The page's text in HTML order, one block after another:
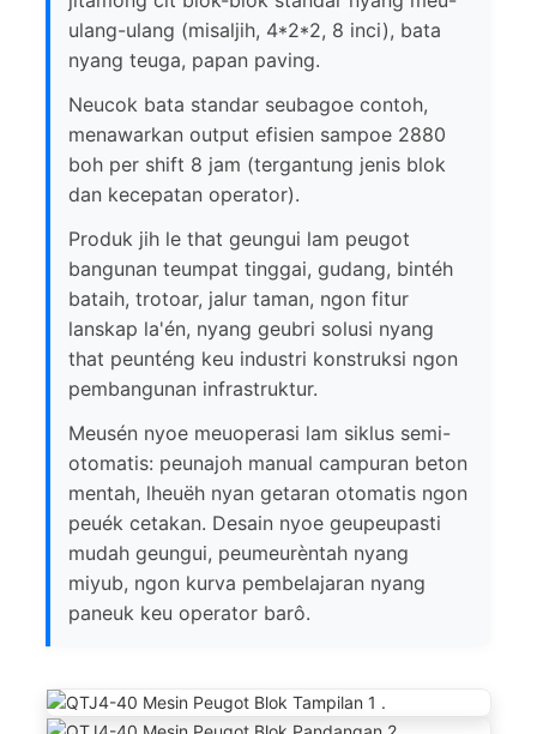
ulang-ulang (misaljih, 4*2*2, 8 inci), bata
nyang teuga, papan paving.
Neucok bata standar seubagoe contoh,
menawarkan output efisien sampoe 2880
boh per shift 8 jam (tergantung jenis blok
dan kecepatan operator).
Produk jih le that geungui lam peugot
bangunan teumpat tinggai, gudang, bintéh
bataih, trotoar, jalur taman, ngon fitur
lanskap la'én, nyang geubri solusi nyang
that peunténg keu industri konstruksi ngon
pembangunan infrastruktur.
Meusén nyoe meuoperasi lam siklus semi-
otomatis: peunajoh manual campuran beton
mentah, lheuëh nyan getaran otomatis ngon
peuék cetakan. Desain nyoe geupeupasti
mudah geungui, peumeurèntah nyang
miyub, ngon kurva pembelajaran nyang
paneuk keu operator barô.